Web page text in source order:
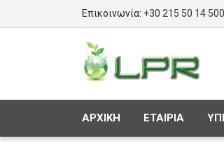
Επικοινωνία: +30 215 50 14 500
ΑΡΧΙΚΗ ΕΤΑΙΡΙΑ